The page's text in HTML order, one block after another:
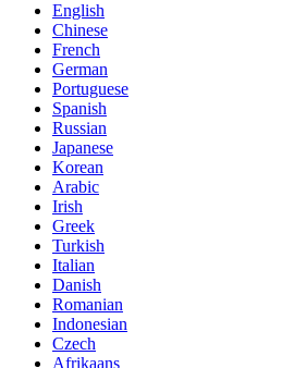
English
Chinese
French
German
Portuguese
Spanish
Russian
Japanese
Korean
Arabic
Irish
Greek
Turkish
Italian
Danish
Romanian
Indonesian
Czech
Afrikaans